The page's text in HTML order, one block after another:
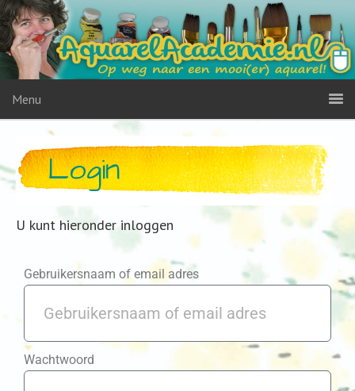
Menu
Login
U kunt hieronder inloggen
Gebruikersnaam of email adres
Wachtwoord